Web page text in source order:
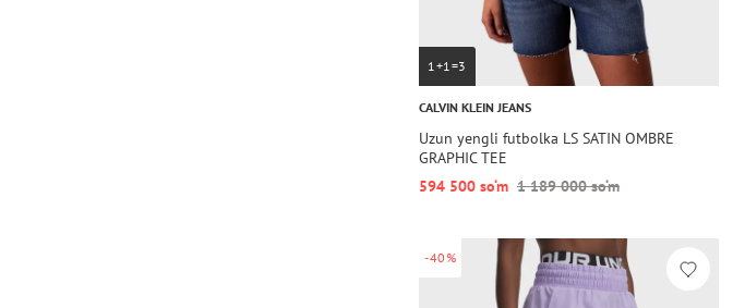
1+1=3
CALVIN KLEIN JEANS
Uzun yengli futbolka LS SATIN OMBRE
GRAPHIC TEE
594 500 so‘m 1 189 000 so‘m
-40%